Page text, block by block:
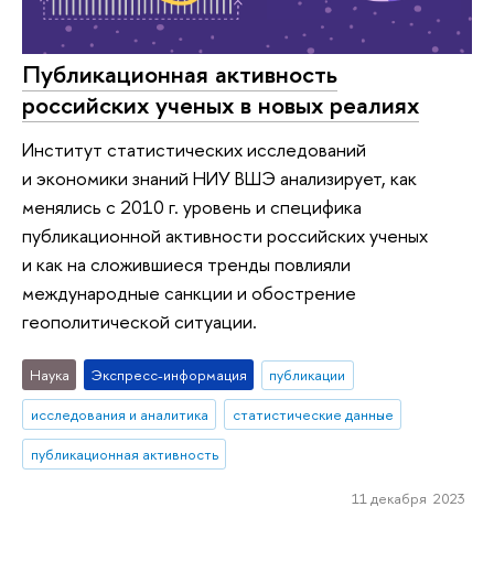
Публикационная активность
российских ученых в новых реалиях
Институт статистических исследований
и экономики знаний НИУ ВШЭ анализирует, как
менялись с 2010 г. уровень и специфика
публикационной активности российских ученых
и как на сложившиеся тренды повлияли
международные санкции и обострение
геополитической ситуации.
Наука Экспресс-информация
публикации
исследования и аналитика
статистические данные
публикационная активность
11 декабря 2023